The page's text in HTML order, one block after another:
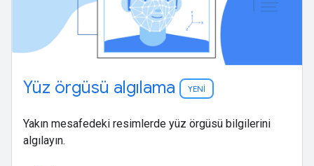
Yüz örgüsü algılama YENİ
Yakın mesafedeki resimlerde yüz örgüsü bilgilerini
algılayın.